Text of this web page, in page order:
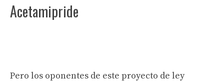
Acetamipride
Pero los oponentes de este proyecto de ley